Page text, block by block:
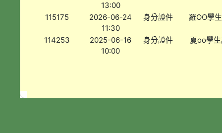
13:00
115175
2026-06-24
11:30
身分證件 羅OO學
114253
2025-06-16
10:00
身分證件 夏oo學